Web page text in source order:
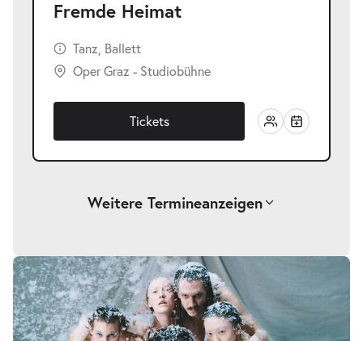
Fremde Heimat
Tanz, Ballett
Oper Graz - Studiobühne
Tickets
Weitere Termineanzeigen
Fremde Heimat-
Sa.
27.02.2027
Sa. 27.02.2027
20:00–21:00 Uhr
Tickets